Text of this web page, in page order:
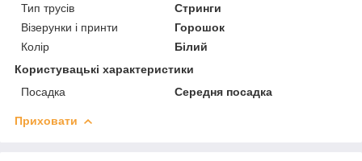
Тип трусів
Стринги
Візерунки і принти
Горошок
Колір
Білий
Користувацькі характеристики
Посадка
Середня посадка
Приховати